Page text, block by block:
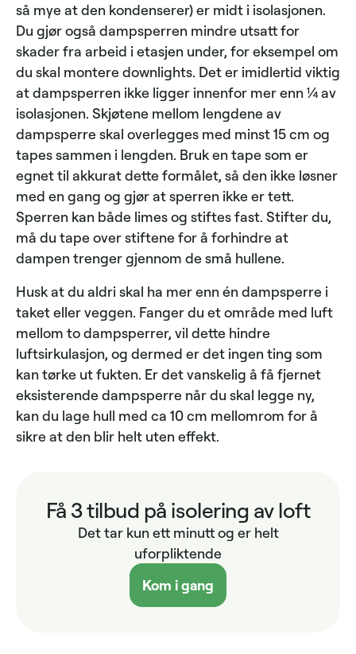
så mye at den kondenserer) er midt i isolasjonen.
Du gjør også dampsperren mindre utsatt for
skader fra arbeid i etasjen under, for eksempel om
du skal montere downlights. Det er imidlertid viktig
at dampsperren ikke ligger innenfor mer enn ¼ av
isolasjonen. Skjøtene mellom lengdene av
dampsperre skal overlegges med minst 15 cm og
tapes sammen i lengden. Bruk en tape som er
egnet til akkurat dette formålet, så den ikke løsner
med en gang og gjør at sperren ikke er tett.
Sperren kan både limes og stiftes fast. Stifter du,
må du tape over stiftene for å forhindre at
dampen trenger gjennom de små hullene.
Husk at du aldri skal ha mer enn én dampsperre i
taket eller veggen. Fanger du et område med luft
mellom to dampsperrer, vil dette hindre
luftsirkulasjon, og dermed er det ingen ting som
kan tørke ut fukten. Er det vanskelig å få fjernet
eksisterende dampsperre når du skal legge ny,
kan du lage hull med ca 10 cm mellomrom for å
sikre at den blir helt uten effekt.
Få 3 tilbud på isolering av loft
Det tar kun ett minutt og er helt
uforpliktende
Kom i gang